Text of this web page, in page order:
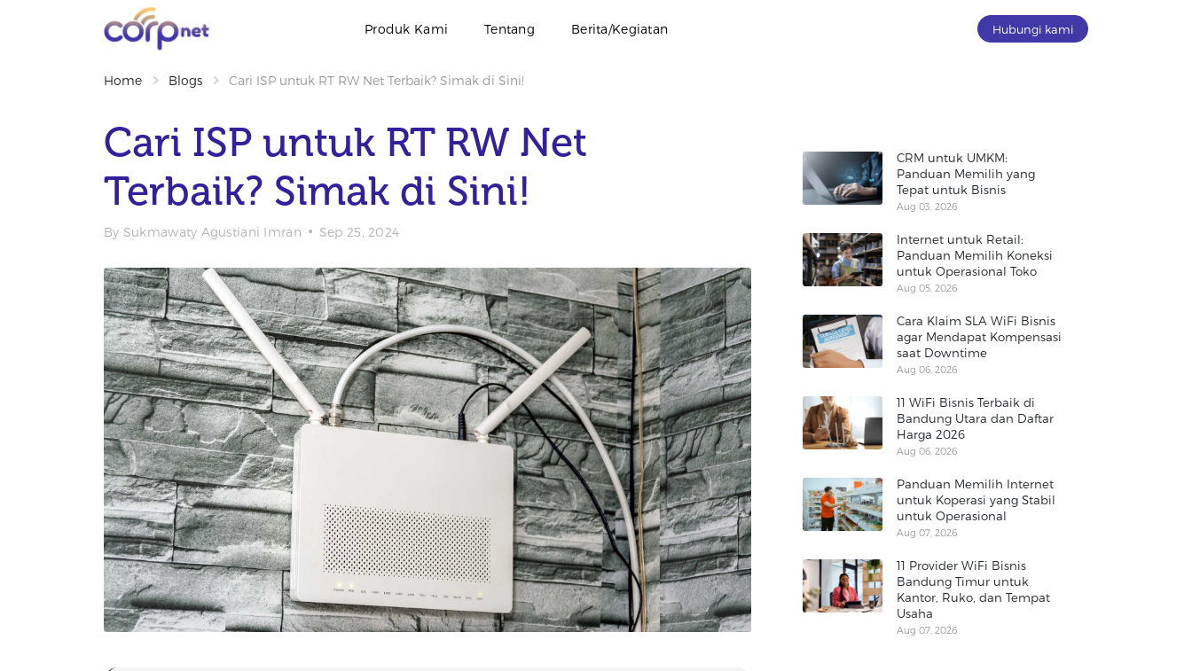
Produk Kami Tentang Berita/Kegiatan Hubungi kami
Home Blogs Cari ISP untuk RT RW Net Terbaik? Simak di Sini!
Cari ISP untuk RT RW Net
Terbaik? Simak di Sini!
By Sukmawaty Agustiani Imran Sep 25, 2024
CRM untuk UMKM:
Panduan Memilih yang
Tepat untuk Bisnis
Aug 03, 2026
Internet untuk Retail:
Panduan Memilih Koneksi
untuk Operasional Toko
Aug 05, 2026
Cara Klaim SLA WiFi Bisnis
agar Mendapat Kompensasi
saat Downtime
Aug 06, 2026
11 WiFi Bisnis Terbaik di
Bandung Utara dan Daftar
Harga 2026
Aug 06, 2026
Panduan Memilih Internet
untuk Koperasi yang Stabil
untuk Operasional
Aug 07, 2026
11 Provider WiFi Bisnis
Bandung Timur untuk
Kantor, Ruko, dan Tempat
Usaha
Aug 07, 2026